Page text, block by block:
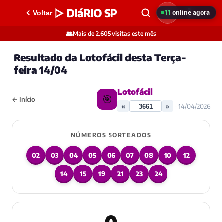
Voltar ▷ DIáRIO SP
👥Mais de 2.605 visitas este mês
Resultado da Lotofácil desta Terça-
feira 14/04
← Início 🎯 Lotofácil
« » · 14/04/2026
NÚMEROS SORTEADOS
02 03 04 05 06 07 08 10 12
14 15 19 21 23 24
11 online agora